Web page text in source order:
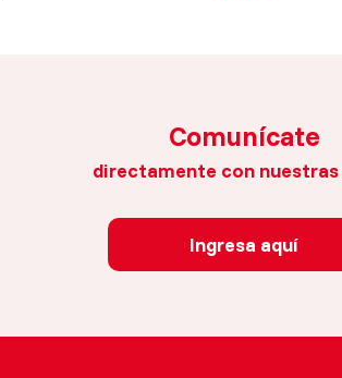
Comunícate
directamente con nuestras
Ingresa aquí